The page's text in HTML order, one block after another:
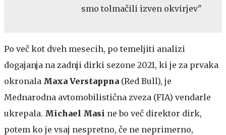
smo tolmačili izven okvirjev"
Po več kot dveh mesecih, po temeljiti analizi
dogajanja na zadnji dirki sezone 2021, ki je za prvaka
okronala Maxa Verstappna (Red Bull), je
Mednarodna avtomobilistična zveza (FIA) vendarle
ukrepala. Michael Masi ne bo več direktor dirk,
potem ko je vsaj nespretno, če ne neprimerno,